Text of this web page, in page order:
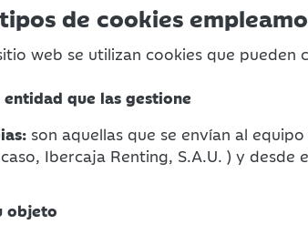
de cookies
web se utilizan cookies que pueden
entidad que las gestione
son aquellas que se envían al
Ibercaja Renting, S.A.U. ) y
objeto